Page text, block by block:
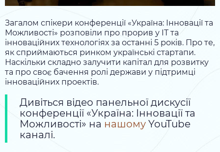
Загалом спікери конференції «Україна: Інновації та
Можливості» розповіли про прорив у IT та
інноваційних технологіях за останні 5 років. Про те,
як сприймаються ринком українські стартапи.
Наскільки складно залучити капітал для розвитку
та про своє бачення ролі держави у підтримці
інноваційних проектів.
Дивіться відео панельної дискусії
конференції «Україна: Інновації та
Можливості» на нашому YouTube
каналі.